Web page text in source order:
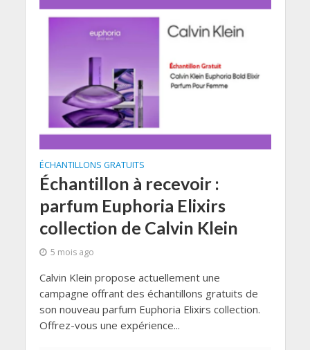
ÉCHANTILLONS GRATUITS
Échantillon à recevoir :
parfum Euphoria Elixirs
collection de Calvin Klein
5 mois ago
Calvin Klein propose actuellement une
campagne offrant des échantillons gratuits de
son nouveau parfum Euphoria Elixirs collection.
Offrez-vous une expérience...